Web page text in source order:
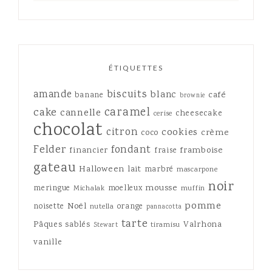
ÉTIQUETTES
amande banane biscuits blanc brownie café
cake cannelle caramel cerise cheesecake
chocolat citron coco cookies crème
Felder financier fondant fraise framboise
gateau Halloween lait marbré mascarpone
meringue Michalak moelleux mousse muffin noir
noisette Noël nutella orange pannacotta pomme
Pâques sablés Stewart tarte tiramisu Valrhona
vanille